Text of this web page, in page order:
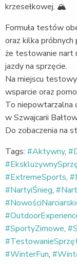
krzesełkowej. 🏔️
Formuła testów
oraz kilka próbnych
że testowanie nart
jazdy na sprzęcie.
Na miejscu
wsparcie oraz
To niepowtarzalna
w Szwajcarii
Do zobaczenia na
Tags: #Aktywny,
#ExtremeSports,
#NartyiŚnieg,
#SportyZimowe,
#WinterFun,